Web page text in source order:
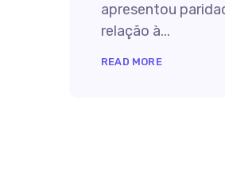
apresentou
relação à...
READ MORE